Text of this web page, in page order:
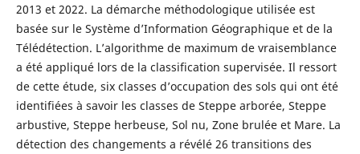
2013 et 2022. La démarche méthodologique utilisée est
basée sur le Système d’Information Géographique et de la
Télédétection. L’algorithme de maximum de vraisemblance
a été appliqué lors de la classification supervisée. Il ressort
de cette étude, six classes d’occupation des sols qui ont été
identifiées à savoir les classes de Steppe arborée, Steppe
arbustive, Steppe herbeuse, Sol nu, Zone brulée et Mare. La
détection des changements a révélé 26 transitions des